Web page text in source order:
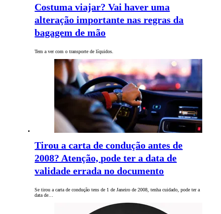
Costuma viajar? Vai haver uma
alteração importante nas regras da
bagagem de mão
Tem a ver com o transporte de líquidos.
Tirou a carta de condução antes de
2008? Atenção, pode ter a data de
validade errada no documento
Se tirou a carta de condução tens de 1 de Janeiro de 2008, tenha cuidado, pode ter a
data de…